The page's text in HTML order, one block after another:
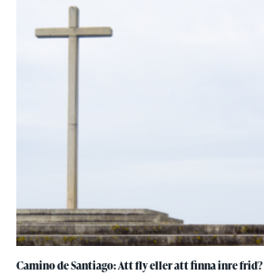
Camino de Santiago: Att fly eller att finna inre frid?